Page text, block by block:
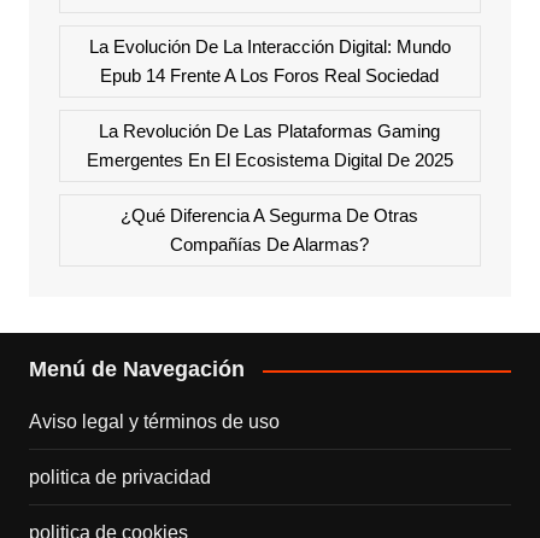
La Evolución De La Interacción Digital: Mundo
Epub 14 Frente A Los Foros Real Sociedad
La Revolución De Las Plataformas Gaming
Emergentes En El Ecosistema Digital De 2025
¿Qué Diferencia A Segurma De Otras
Compañías De Alarmas?
Menú de Navegación
Aviso legal y términos de uso
politica de privacidad
politica de cookies